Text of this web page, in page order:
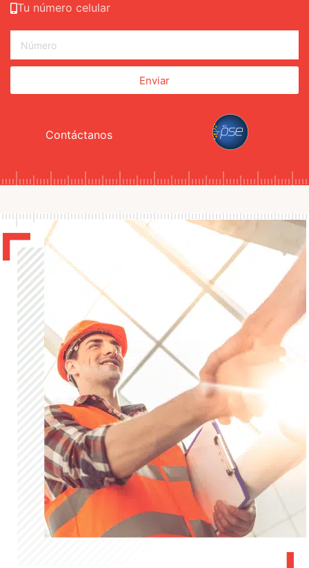
Tu número celular
Enviar
Contáctanos